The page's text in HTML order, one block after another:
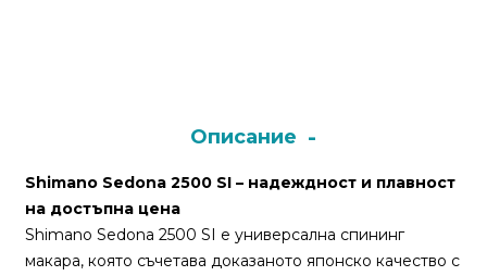
Плувки
за
риболов
Описание
Shimano Sedona 2500 SI – надеждност и плавност
на достъпна цена
Shimano Sedona 2500 SI е универсална спининг
макара, която съчетава доказаното японско качество с